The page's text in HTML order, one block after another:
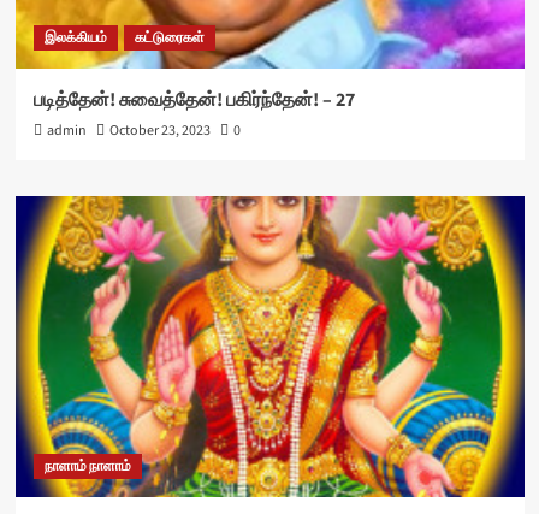
இலக்கியம் கட்டுரைகள்
படித்தேன்! சுவைத்தேன்! பகிர்ந்தேன்! – 27
admin October 23, 2023 0
நாளாம் நாளாம்